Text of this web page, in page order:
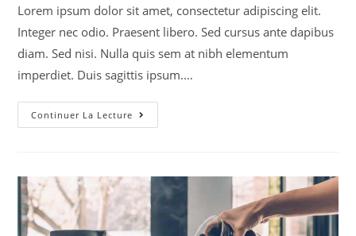
Lorem ipsum dolor sit amet, consectetur adipiscing elit.
Integer nec odio. Praesent libero. Sed cursus ante dapibus
diam. Sed nisi. Nulla quis sem at nibh elementum
imperdiet. Duis sagittis ipsum.…
Continuer La Lecture